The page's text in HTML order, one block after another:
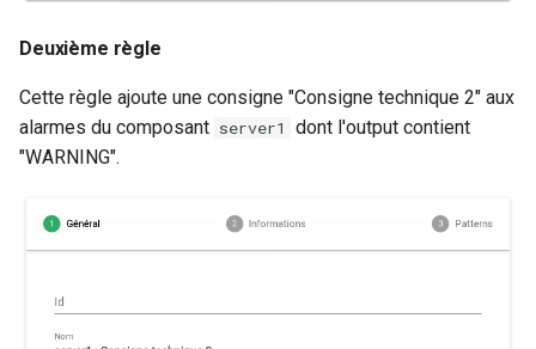
Deuxième règle
Cette règle ajoute une consigne "Consigne technique 2" aux
alarmes du composant server1
dont l'output contient
"WARNING".